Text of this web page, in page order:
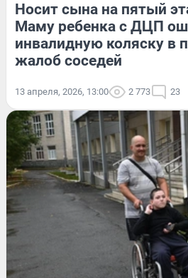
Носит сына на пятый
Маму ребенка с ДЦП
инвалидную коляску в
жалоб соседей
13 апреля, 2026, 13:00 2 773 23